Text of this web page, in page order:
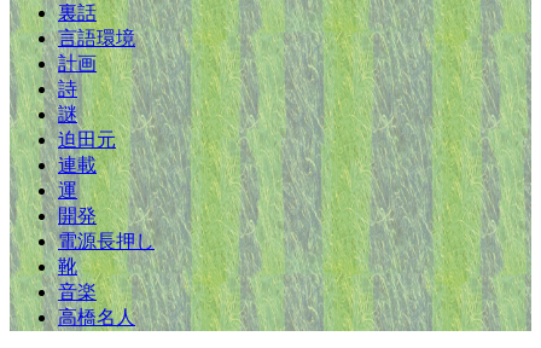
裏話
言語環境
計画
詩
謎
迫田元
連載
運
開発
電源長押し
靴
音楽
高橋名人